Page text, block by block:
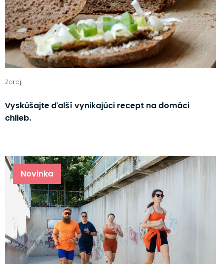
Zdroj:
Vyskúšajte ďalší vynikajúci recept na domáci
chlieb.
Novinka